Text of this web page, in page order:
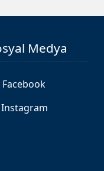
Medya
Facebook
Instagram